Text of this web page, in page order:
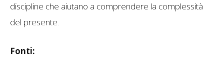
discipline che aiutano a comprendere la complessità
del presente.
Fonti: